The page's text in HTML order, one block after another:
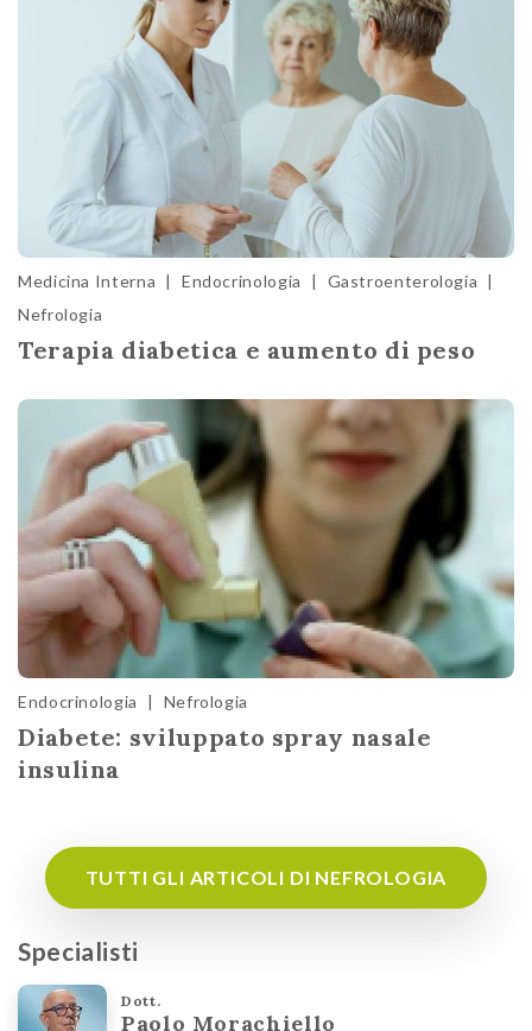
Medicina Interna | Endocrinologia | Gastroenterologia |
Nefrologia
Terapia diabetica e aumento di peso
Endocrinologia | Nefrologia
Diabete: sviluppato spray nasale
insulina
TUTTI GLI ARTICOLI DI NEFROLOGIA
Specialisti
Dott.
Paolo Morachiello